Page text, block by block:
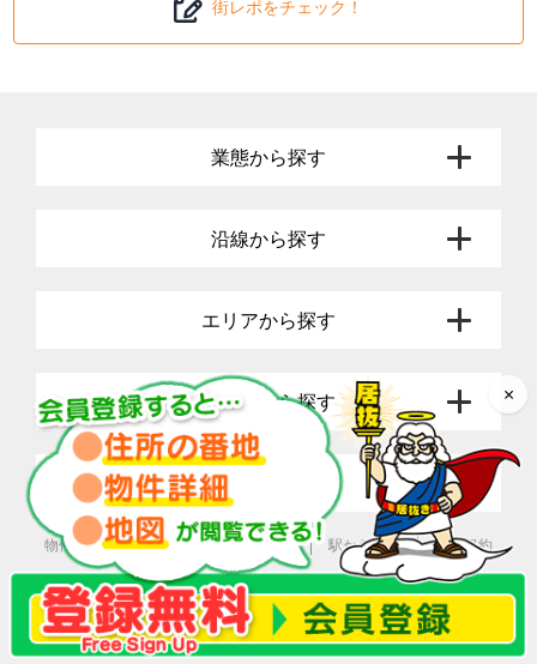
また、カジュアルな飲食店やファーストフード店も需要がありま
す。
蒲田周辺には1904年開業の「JR線の蒲田駅」、1922年開業の「東
急線の蒲田駅」の他、1901年開業の「京浜急行線の京急蒲田駅」が
急プラザ蒲田」があり、駅利用者や地元住民で常ににぎわっていま
す。東口、西口それぞれに昔ながらの商店街もあり、商店街らしい
京急蒲田駅の西口には、駅直結の複合商業施設「あすとウィズ」が
設、4階～20階までは集合住宅となっています。さらに西口駅前に
はアーケード付きの昔ながらの商店街「あすと商店街」があり、買
い物客はもちろん蒲田駅までの導線として多くの人に利用されてい
ます。
・蒲田駅の乗降客数
JR京浜東北線
113,646人
東急線
（池上線・東急多摩川線）
137,178人
京浜急行
54,259人
参照：JR東日本「各駅の乗車人員 2022年度」
東急電鉄「2022年
度乗降人員」
京浜急行「駅別1日平均乗降人員」
街レポをチェック！
業態から探す
沿線から探す
エリアから探す
人気駅から探す
特集から探す
物件一覧 関西の物件をお探しの方 駅から探す 利用規約
よくあるご質問 会社概要 プライバシーポリシー
関連企業/関連店舗
×